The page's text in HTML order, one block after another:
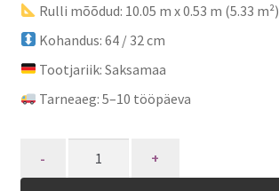
Rulli mõõdud: 10.05 m x 0.53 m (5.33 m²)
Kohandus: 64 / 32 cm
Tootjariik: Saksamaa
Tarneaeg: 5–10 tööpäeva